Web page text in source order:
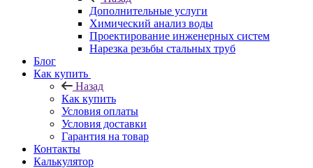
Дополнительные услуги
Химический анализ воды
Проектирование инженерных систем
Нарезка резьбы стальных труб
Блог
Как купить
Назад
Как купить
Условия оплаты
Условия доставки
Гарантия на товар
Контакты
Калькулятор